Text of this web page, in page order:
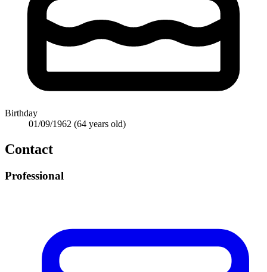
Birthday
01/09/1962 (64 years old)
Contact
Professional